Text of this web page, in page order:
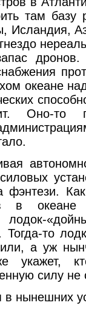
там базу
Исландия,
дронов.
океане
Оно-то
фэнтези.
в океане
то
а уж
укажет,
силу
в нынешних